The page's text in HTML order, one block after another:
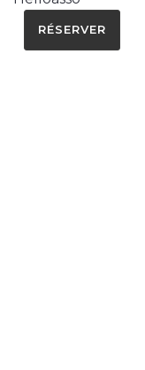
RÉSERVER